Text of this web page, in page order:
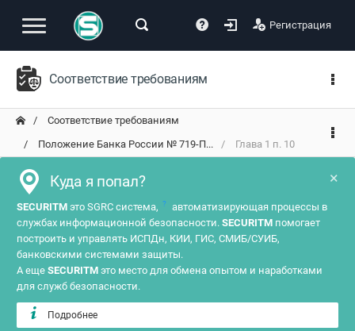
Регистрация
Соответствие требованиям
Соответствие требованиям
Положение Банка России № 719-П...
Глава 1 п. 10
×
Куда я попал?
SECURITM это SGRC система, ?
автоматизирующая процессы в
службах информационной безопасности. SECURITM помогает
построить и управлять ИСПДн, КИИ, ГИС, СМИБ/СУИБ,
банковскими системами защиты.
А еще SECURITM это место для обмена опытом и наработками
для служб безопасности.
Подробнее